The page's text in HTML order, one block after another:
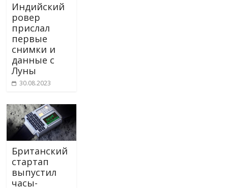
Индийский
ровер
прислал
первые
снимки и
данные с
Луны
30.08.2023
Британский
стартап
выпустил
часы-